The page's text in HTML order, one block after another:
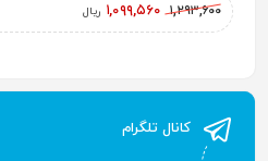
۱,۲۹۳,۶۰۰ ۱,۰۹۹,۵۶۰ ریال
کانال تلگرام